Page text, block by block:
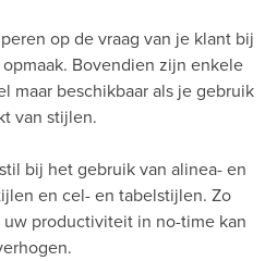
op de vraag van je klant bij
Bovendien zijn enkele
maar beschikbaar als je gebruik
van stijlen.
bij het gebruik van alinea- en
en cel- en tabelstijlen. Zo
productiviteit in no-time kan